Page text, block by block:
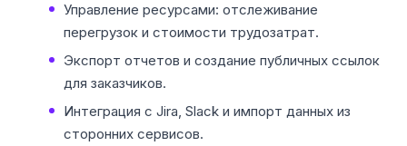
Управление ресурсами: отслеживание
перегрузок и стоимости трудозатрат.
Экспорт отчетов и создание публичных ссылок
для заказчиков.
Интеграция с Jira, Slack и импорт данных из
сторонних сервисов.